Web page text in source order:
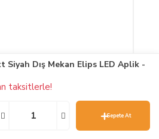
Siyah Dış Mekan Elips LED Aplik -
taksitlerle!
Sepete At